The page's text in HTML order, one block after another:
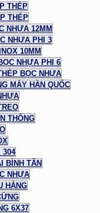
THÉP
THÉP
NHỰA 12MM
NHỰA PHI 3
10MM
NHỰA PHI 6
BỌC NHỰA
MÁY HÀN QUỐC
THÔNG
304
BÌNH TÂN
NHỰA
HÀNG
6X37